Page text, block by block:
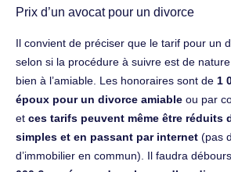
Prix d’un avocat pour un divorce
Il convient de préciser que le tarif pour un
selon si la procédure à suivre est de
bien à l’amiable. Les honoraires sont de 1
époux pour un divorce amiable ou par
et ces tarifs peuvent même être réduits
simples et en passant par internet (pas
d’immobilier en commun). Il faudra